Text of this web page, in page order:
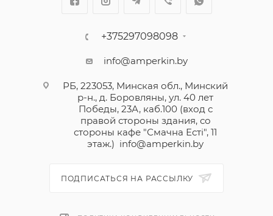
+375297098098
info@amperkin.by
РБ, 223053, Минская обл., Минский
р-н., д. Боровляны, ул. 40 лет
Победы, 23А, каб.100 (вход с
правой стороны здания, со
стороны кафе "Смачна Естi", 11
этаж.) info@amperkin.by
ПОДПИСАТЬСЯ НА РАССЫЛКУ